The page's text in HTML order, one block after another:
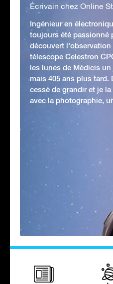
Écrivain chez Online
Ingénieur en
toujours été passionné
découvert l'observation
télescope Celestron
les lunes de Médicis un
mais 405 ans plus
cessé de grandir et je
avec la photographie,